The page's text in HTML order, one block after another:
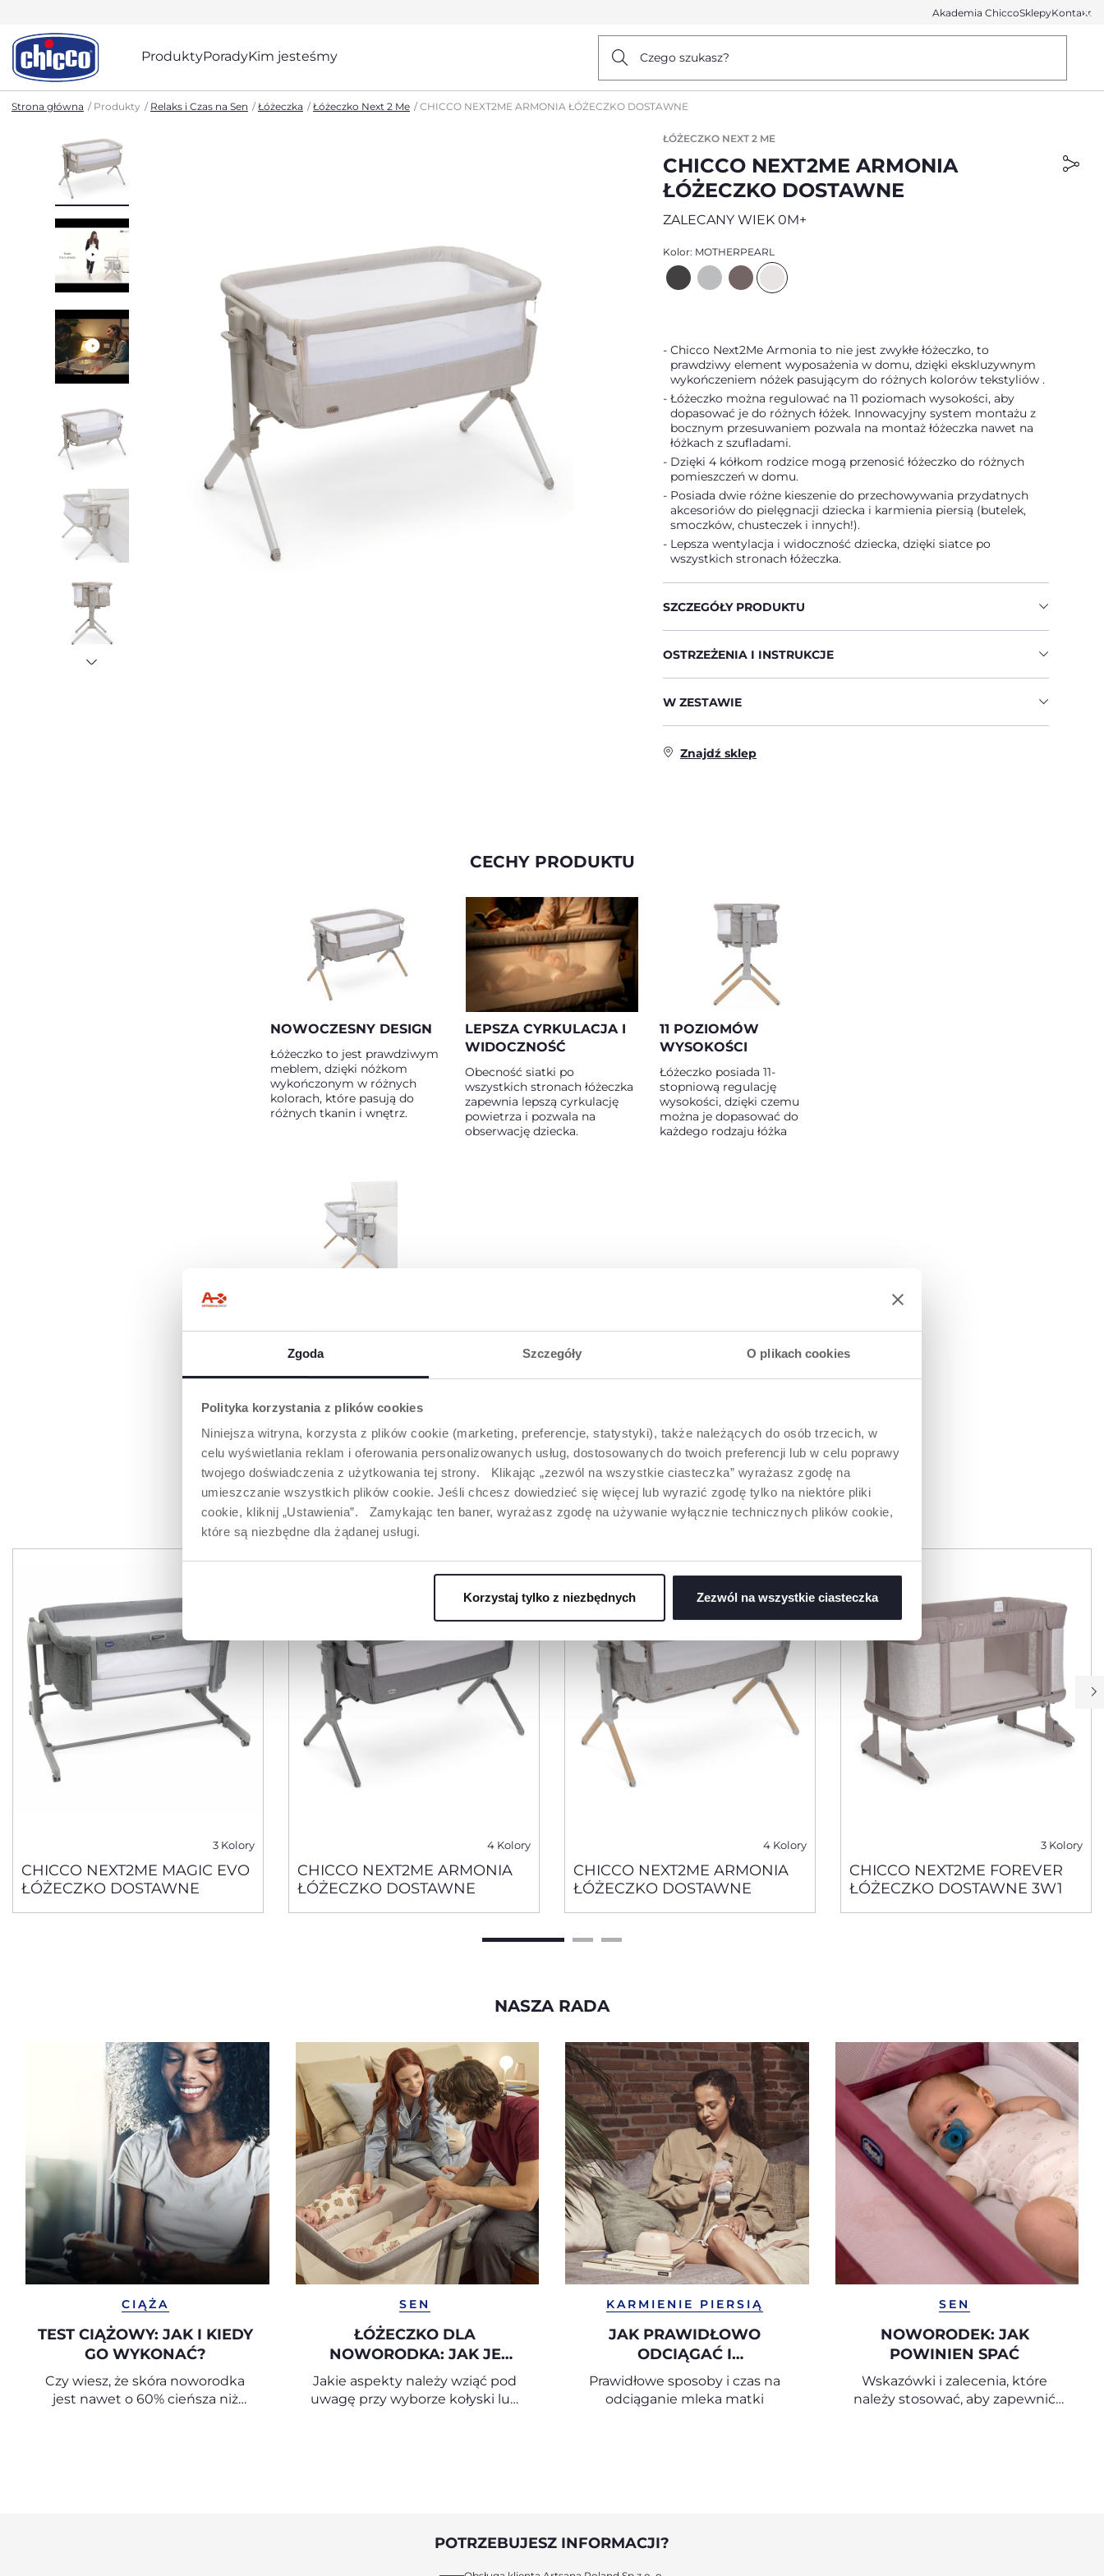
Zgoda Szczegóły O plikach cookies
Polityka korzystania z plików cookies
Niniejsza witryna, korzysta z plików cookie (marketing, preferencje, statystyki), także należących do osób trzecich, w
celu wyświetlania reklam i oferowania personalizowanych usług, dostosowanych do twoich preferencji lub w celu poprawy
twojego doświadczenia z użytkowania tej strony. Klikając „zezwól na wszystkie ciasteczka” wyrażasz zgodę na
umieszczanie wszystkich plików cookie. Jeśli chcesz dowiedzieć się więcej lub wyrazić zgodę tylko na niektóre pliki
cookie, kliknij „Ustawienia”. Zamykając ten baner, wyrażasz zgodę na używanie wyłącznie technicznych plików cookie,
które są niezbędne dla żądanej usługi.
Korzystaj tylko z niezbędnych Zezwól na wszystkie ciasteczka
Akademia ChiccoSklepyKontakt
ProduktyPoradyKim jesteśmy Czego szukasz?
Strona główna Produkty Relaks i Czas na Sen Łóżeczka Łóżeczko Next 2 Me CHICCO NEXT2ME ARMONIA ŁÓŻECZKO DOSTAWNE
ŁÓŻECZKO NEXT 2 ME
CHICCO NEXT2ME ARMONIA
ŁÓŻECZKO DOSTAWNE
ZALECANY WIEK 0M+
Kolor: MOTHERPEARL
Chicco Next2Me Armonia to nie jest zwykłe łóżeczko, to
prawdziwy element wyposażenia w domu, dzięki ekskluzywnym
wykończeniem nóżek pasującym do różnych kolorów tekstyliów .
Łóżeczko można regulować na 11 poziomach wysokości, aby
dopasować je do różnych łóżek. Innowacyjny system montażu z
bocznym przesuwaniem pozwala na montaż łóżeczka nawet na
łóżkach z szufladami.
Dzięki 4 kółkom rodzice mogą przenosić łóżeczko do różnych
pomieszczeń w domu.
Posiada dwie różne kieszenie do przechowywania przydatnych
akcesoriów do pielęgnacji dziecka i karmienia piersią (butelek,
smoczków, chusteczek i innych!).
Lepsza wentylacja i widoczność dziecka, dzięki siatce po
wszystkich stronach łóżeczka.
SZCZEGÓŁY PRODUKTU
OSTRZEŻENIA I INSTRUKCJE
W ZESTAWIE
Znajdź sklep
CECHY PRODUKTU
NOWOCZESNY DESIGN
Łóżeczko to jest prawdziwym
meblem, dzięki nóżkom
wykończonym w różnych
kolorach, które pasują do
różnych tkanin i wnętrz.
LEPSZA CYRKULACJA I
WIDOCZNOŚĆ
Obecność siatki po
wszystkich stronach łóżeczka
zapewnia lepszą cyrkulację
powietrza i pozwala na
obserwację dziecka.
11 POZIOMÓW
WYSOKOŚCI
Łóżeczko posiada 11-
stopniową regulację
wysokości, dzięki czemu
można je dopasować do
każdego rodzaju łóżka
INSTALACJI
Innowacyjny system montażu
pozwala na montaż łóżeczka
tych z szufladami.
PRODUKTY, KTÓRE MOGĄ CIĘ ZAINTERESOWAĆ
3 Kolory
CHICCO NEXT2ME MAGIC EVO
ŁÓŻECZKO DOSTAWNE
4 Kolory
CHICCO NEXT2ME ARMONIA
ŁÓŻECZKO DOSTAWNE
4 Kolory
CHICCO NEXT2ME ARMONIA
ŁÓŻECZKO DOSTAWNE
3 Kolory
CHICCO NEXT2ME FOREVER
ŁÓŻECZKO DOSTAWNE 3W1
NASZA RADA
CIĄŻA
TEST CIĄŻOWY: JAK I KIEDY
GO WYKONAĆ?
Czy wiesz, że skóra noworodka
jest nawet o 60% cieńsza niż
SEN
ŁÓŻECZKO DLA
NOWORODKA: JAK JE
WYBRAĆ?
Jakie aspekty należy wziąć pod
uwagę przy wyborze kołyski lub
KARMIENIE PIERSIĄ
JAK PRAWIDŁOWO
ODCIĄGAĆ I
PRZECHOWYWAĆ MLEKO
MATKI
Prawidłowe sposoby i czas na
odciąganie mleka matki
SEN
NOWORODEK: JAK
POWINIEN SPAĆ
Wskazówki i zalecenia, które
należy stosować, aby zapewnić
POTRZEBUJESZ INFORMACJI?